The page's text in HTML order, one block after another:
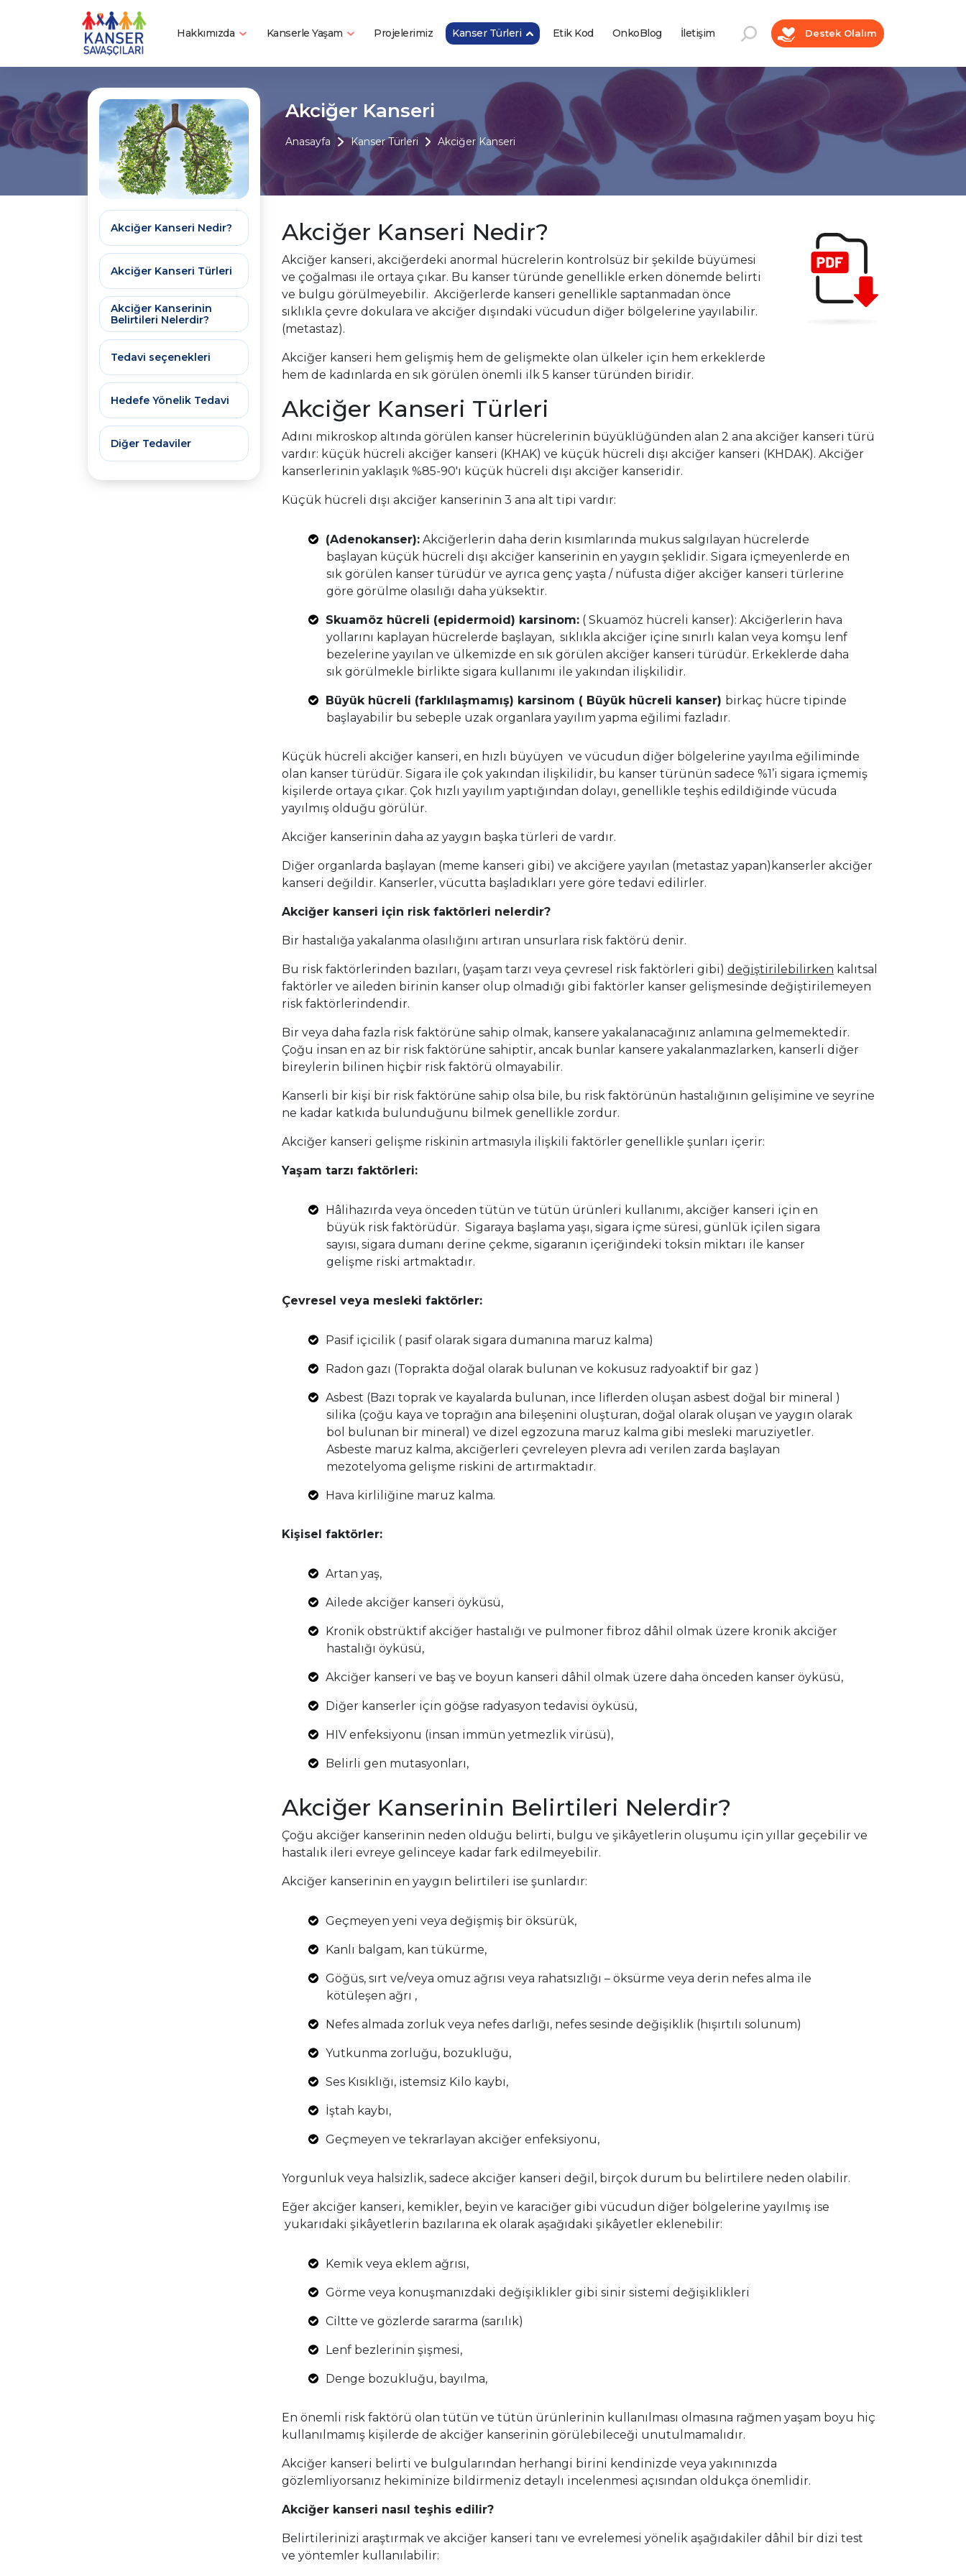
Hakkımızda Kanserle Yaşam Projelerimiz Kanser Türleri Etik Kod OnkoBlog İletişim Destek Olalım
Akciğer Kanseri
Anasayfa Kanser Türleri Akciğer Kanseri
Akciğer Kanseri Nedir?
Akciğer Kanseri Türleri
Akciğer Kanserinin
Belirtileri Nelerdir?
Tedavi seçenekleri
Hedefe Yönelik Tedavi
Diğer Tedaviler
Akciğer Kanseri Nedir?
Akciğer kanseri, akciğerdeki anormal hücrelerin kontrolsüz bir şekilde büyümesi
ve çoğalması ile ortaya çıkar. Bu kanser türünde genellikle erken dönemde belirti
ve bulgu görülmeyebilir. Akciğerlerde kanseri genellikle saptanmadan önce
sıklıkla çevre dokulara ve akciğer dışındaki vücudun diğer bölgelerine yayılabilir.
(metastaz).
Akciğer kanseri hem gelişmiş hem de gelişmekte olan ülkeler için hem erkeklerde
hem de kadınlarda en sık görülen önemli ilk 5 kanser türünden biridir.
Akciğer Kanseri Türleri
Adını mikroskop altında görülen kanser hücrelerinin büyüklüğünden alan 2 ana akciğer kanseri türü
vardır: küçük hücreli akciğer kanseri (KHAK) ve küçük hücreli dışı akciğer kanseri (KHDAK). Akciğer
kanserlerinin yaklaşık %85-90'ı küçük hücreli dışı akciğer kanseridir.
Küçük hücreli dışı akciğer kanserinin 3 ana alt tipi vardır:
(Adenokanser): Akciğerlerin daha derin kısımlarında mukus salgılayan hücrelerde
başlayan küçük hücreli dışı akciğer kanserinin en yaygın şeklidir. Sigara içmeyenlerde en
sık görülen kanser türüdür ve ayrıca genç yaşta / nüfusta diğer akciğer kanseri türlerine
göre görülme olasılığı daha yüksektir.
Skuamöz hücreli (epidermoid) karsinom: ( Skuamöz hücreli kanser): Akciğerlerin hava
yollarını kaplayan hücrelerde başlayan, sıklıkla akciğer içine sınırlı kalan veya komşu lenf
bezelerine yayılan ve ülkemizde en sık görülen akciğer kanseri türüdür. Erkeklerde daha
sık görülmekle birlikte sigara kullanımı ile yakından ilişkilidir.
Büyük hücreli (farklılaşmamış) karsinom ( Büyük hücreli kanser) birkaç hücre tipinde
başlayabilir bu sebeple uzak organlara yayılım yapma eğilimi fazladır.
Küçük hücreli akciğer kanseri, en hızlı büyüyen ve vücudun diğer bölgelerine yayılma eğiliminde
olan kanser türüdür. Sigara ile çok yakından ilişkilidir, bu kanser türünün sadece %1’i sigara içmemiş
kişilerde ortaya çıkar. Çok hızlı yayılım yaptığından dolayı, genellikle teşhis edildiğinde vücuda
yayılmış olduğu görülür.
Akciğer kanserinin daha az yaygın başka türleri de vardır.
Diğer organlarda başlayan (meme kanseri gibi) ve akciğere yayılan (metastaz yapan)kanserler akciğer
kanseri değildir. Kanserler, vücutta başladıkları yere göre tedavi edilirler.
Akciğer kanseri için risk faktörleri nelerdir?
Bir hastalığa yakalanma olasılığını artıran unsurlara risk faktörü denir.
Bu risk faktörlerinden bazıları, (yaşam tarzı veya çevresel risk faktörleri gibi) değiştirilebilirken kalıtsal
faktörler ve aileden birinin kanser olup olmadığı gibi faktörler kanser gelişmesinde değiştirilemeyen
risk faktörlerindendir.
Bir veya daha fazla risk faktörüne sahip olmak, kansere yakalanacağınız anlamına gelmemektedir.
Çoğu insan en az bir risk faktörüne sahiptir, ancak bunlar kansere yakalanmazlarken, kanserli diğer
bireylerin bilinen hiçbir risk faktörü olmayabilir.
Kanserli bir kişi bir risk faktörüne sahip olsa bile, bu risk faktörünün hastalığının gelişimine ve seyrine
ne kadar katkıda bulunduğunu bilmek genellikle zordur.
Akciğer kanseri gelişme riskinin artmasıyla ilişkili faktörler genellikle şunları içerir:
Yaşam tarzı faktörleri:
Hâlihazırda veya önceden tütün ve tütün ürünleri kullanımı, akciğer kanseri için en
büyük risk faktörüdür. Sigaraya başlama yaşı, sigara içme süresi, günlük içilen sigara
sayısı, sigara dumanı derine çekme, sigaranın içeriğindeki toksin miktarı ile kanser
gelişme riski artmaktadır.
Çevresel veya mesleki faktörler:
Pasif içicilik ( pasif olarak sigara dumanına maruz kalma)
Radon gazı (Toprakta doğal olarak bulunan ve kokusuz radyoaktif bir gaz )
Asbest (Bazı toprak ve kayalarda bulunan, ince liflerden oluşan asbest doğal bir mineral )
silika (çoğu kaya ve toprağın ana bileşenini oluşturan, doğal olarak oluşan ve yaygın olarak
bol bulunan bir mineral) ve dizel egzozuna maruz kalma gibi mesleki maruziyetler.
Asbeste maruz kalma, akciğerleri çevreleyen plevra adı verilen zarda başlayan
mezotelyoma gelişme riskini de artırmaktadır.
Hava kirliliğine maruz kalma.
Kişisel faktörler:
Artan yaş,
Ailede akciğer kanseri öyküsü,
Kronik obstrüktif akciğer hastalığı ve pulmoner fibroz dâhil olmak üzere kronik akciğer
hastalığı öyküsü,
Akciğer kanseri ve baş ve boyun kanseri dâhil olmak üzere daha önceden kanser öyküsü,
Diğer kanserler için göğse radyasyon tedavisi öyküsü,
HIV enfeksiyonu (insan immün yetmezlik virüsü),
Belirli gen mutasyonları,
Akciğer Kanserinin Belirtileri Nelerdir?
Çoğu akciğer kanserinin neden olduğu belirti, bulgu ve şikâyetlerin oluşumu için yıllar geçebilir ve
hastalık ileri evreye gelinceye kadar fark edilmeyebilir.
Akciğer kanserinin en yaygın belirtileri ise şunlardır:
Geçmeyen yeni veya değişmiş bir öksürük,
Kanlı balgam, kan tükürme,
Göğüs, sırt ve/veya omuz ağrısı veya rahatsızlığı – öksürme veya derin nefes alma ile
kötüleşen ağrı ,
Nefes almada zorluk veya nefes darlığı, nefes sesinde değişiklik (hışırtılı solunum)
Yutkunma zorluğu, bozukluğu,
Ses Kısıklığı, istemsiz Kilo kaybı,
İştah kaybı,
Geçmeyen ve tekrarlayan akciğer enfeksiyonu,
Yorgunluk veya halsizlik, sadece akciğer kanseri değil, birçok durum bu belirtilere neden olabilir.
Eğer akciğer kanseri, kemikler, beyin ve karaciğer gibi vücudun diğer bölgelerine yayılmış ise
yukarıdaki şikâyetlerin bazılarına ek olarak aşağıdaki şikâyetler eklenebilir:
Kemik veya eklem ağrısı,
Görme veya konuşmanızdaki değişiklikler gibi sinir sistemi değişiklikleri
Ciltte ve gözlerde sararma (sarılık)
Lenf bezlerinin şişmesi,
Denge bozukluğu, bayılma,
En önemli risk faktörü olan tütün ve tütün ürünlerinin kullanılması olmasına rağmen yaşam boyu hiç
kullanılmamış kişilerde de akciğer kanserinin görülebileceği unutulmamalıdır.
Akciğer kanseri belirti ve bulgularından herhangi birini kendinizde veya yakınınızda
gözlemliyorsanız hekiminize bildirmeniz detaylı incelenmesi açısından oldukça önemlidir.
Akciğer kanseri nasıl teşhis edilir?
Belirtilerinizi araştırmak ve akciğer kanseri tanı ve evrelemesi yönelik aşağıdakiler dâhil bir dizi test
ve yöntemler kullanılabilir: